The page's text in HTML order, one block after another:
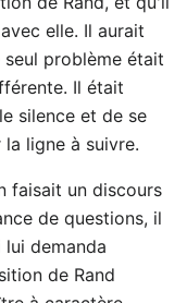
elle. Il aurait
seul problème était
Il était
silence et de se
ligne à suivre.
faisait un discours
de questions, il
demanda
de Rand